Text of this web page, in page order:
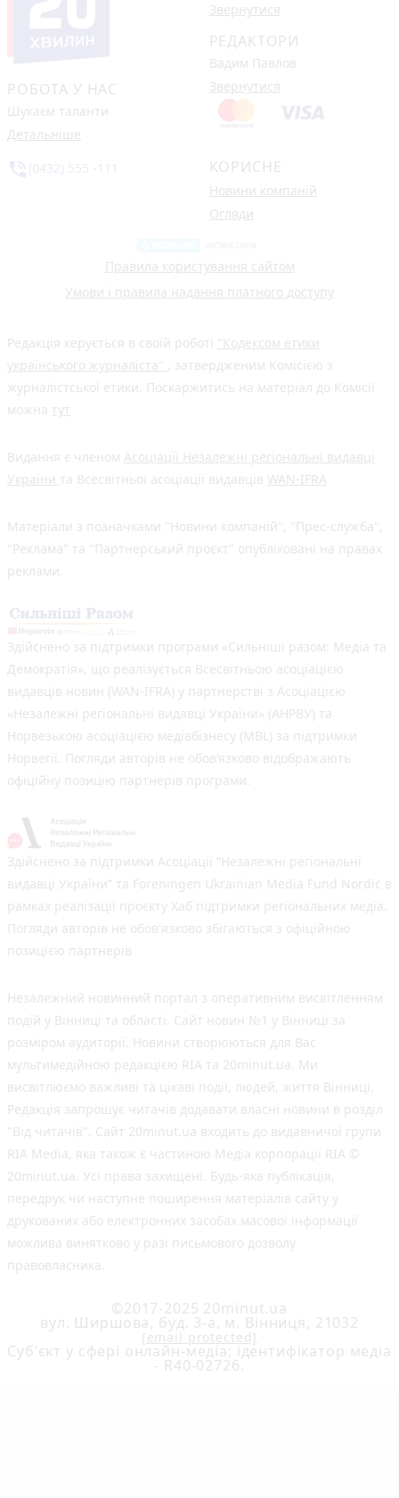
РОБОТА У НАС
Шукаєм таланти
Детальніше
Звернутися
РЕДАКТОРИ
Вадим Павлов
Звернутися
КОРИСНЕ
Новини компаній
Огляди
Правила користування сайтом
Умови і правила надання платного доступу
Редакція керується в своїй роботі "Кодексом етики
українського журналіста" , затвердженим Комісією з
журналістської етики. Поскаржитись на матеріал до Комісії
можна тут
Видання є членом Асоціації Незалежні регіональні видавці
України та Всесвітньої асоціації видавців WAN-IFRA
Матеріали з позначками "Новини компаній", "Прес-служба",
"Реклама" та "Партнерський проєкт" опубліковані на правах
реклами.
Здійснено за підтримки програми «Сильніші разом: Медіа та
Демократія», що реалізується Всесвітньою асоціацією
видавців новин (WAN-IFRA) у партнерстві з Асоціацією
«Незалежні регіональні видавці України» (АНРВУ) та
Норвезькою асоціацією медіабізнесу (MBL) за підтримки
Норвегії. Погляди авторів не обов’язково відображають
офіційну позицію партнерів програми.
Здійснено за підтримки Асоціації “Незалежні регіональні
видавці України” та Foreningen Ukrainian Media Fund Nordic в
рамках реалізації проєкту Хаб підтримки регіональних медіа.
Погляди авторів не обов'язково збігаються з офіційною
позицією партнерів
Незалежний новинний портал з оперативним висвітленням
подій у Вінниці та області. Сайт новин №1 у Вінниці за
розміром аудиторії. Новини створюються для Вас
мультимедійною редакцією RIA та 20minut.ua. Ми
висвітлюємо важливі та цікаві події, людей, життя Вінниці.
Редакція запрошує читачів додавати власні новини в розділ
"Від читачів". Сайт 20minut.ua входить до видавничої групи
RIA Media, яка також є частиною Медіа корпорації RIA ©
20minut.ua. Усі права захищені. Будь-яка публiкацiя,
передрук чи наступне поширення матеріалів сайту у
друкованих або електронних засобах масової інформації
можлива винятково у разі письмового дозволу
правовласника.
©2017-2025 20minut.ua
вул. Ширшова, буд. 3-а, м. Вінниця, 21032
[email protected]
Cуб'єкт у сфері онлайн-медіа; ідентифікатор медіа
- R40-02726.